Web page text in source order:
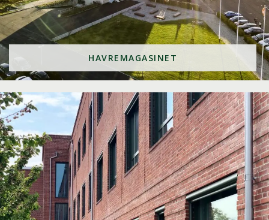
HAVREMAGASINET